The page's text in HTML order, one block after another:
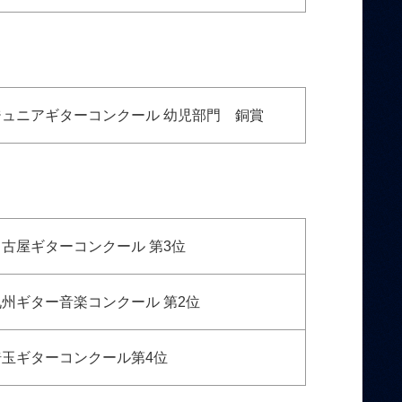
ニアギターコンクール 幼児部門 銅賞
屋ギターコンクール 第3位
ギター音楽コンクール 第2位
ギターコンクール第4位